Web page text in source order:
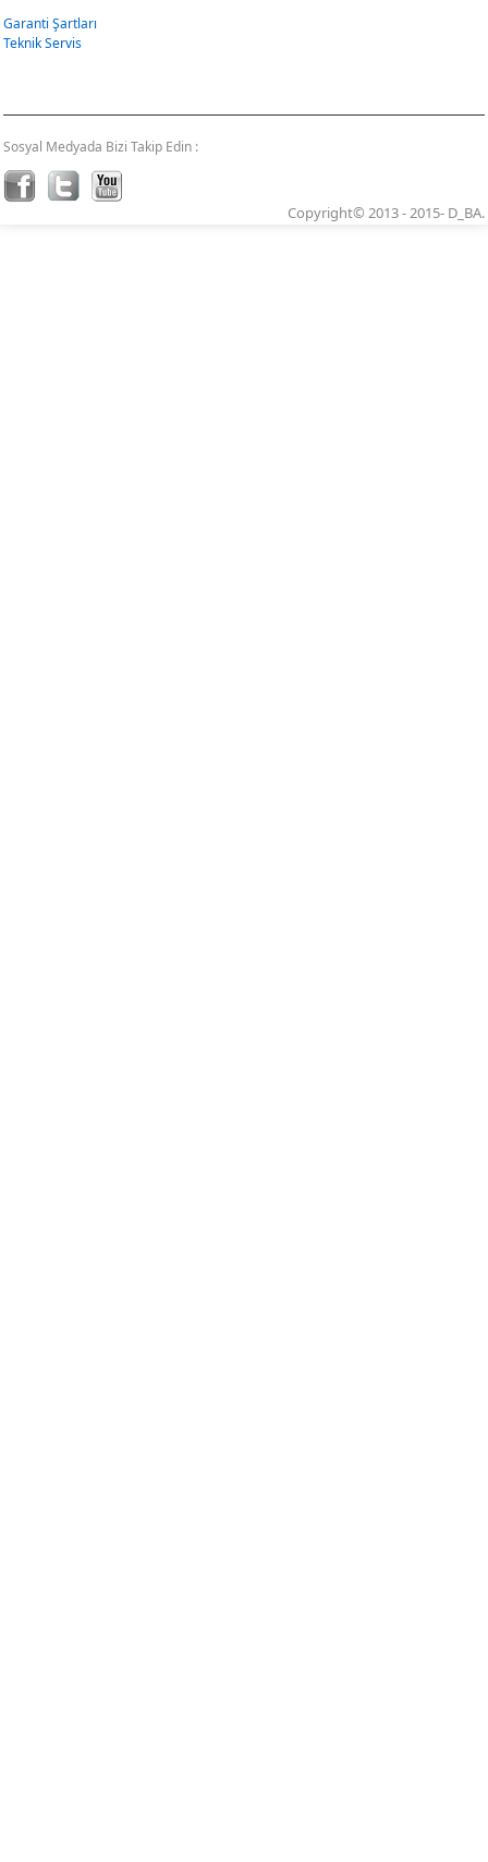
Garanti Şartları
Teknik Servis
Sosyal Medyada Bizi Takip Edin :
Copyright© 2013 - 2015- D_BA.